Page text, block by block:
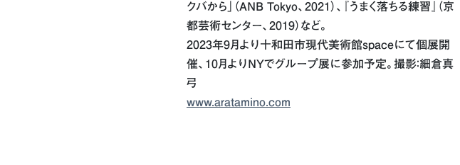
クバから」（ANB Tokyo、2021）、『うまく落ちる練習』（京
都芸術センター、2019）など。
2023年9月より十和田市現代美術館spaceにて個展開
催、10月よりNYでグループ展に参加予定。撮影：細倉真
弓
www.aratamino.com